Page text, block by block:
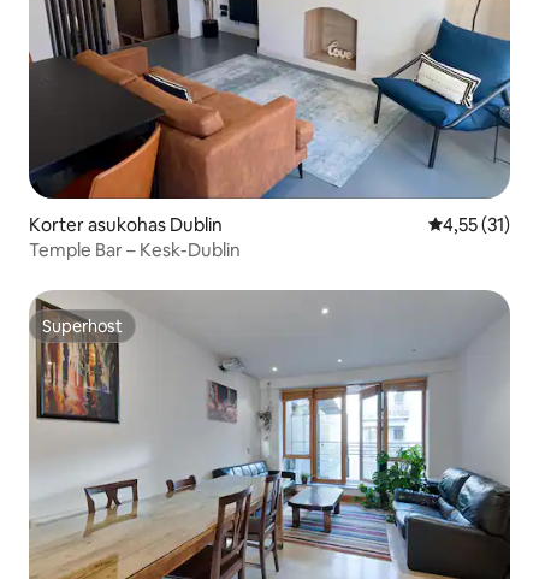
Korter asukohas Dublin Keskmine
4,55 (31)
Temple Bar – Kesk-Dublin
Superhost
Superhost